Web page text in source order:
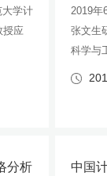
学计
授应
2019年
张文生
科学与
分析
中国